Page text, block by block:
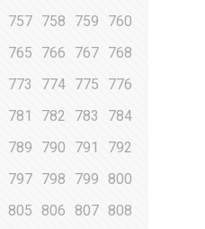
757 758 759
760
765 766 767 768
773 774 775
776
781 782 783
784
789 790 791
792
797 798 799
800
805 806 807 808